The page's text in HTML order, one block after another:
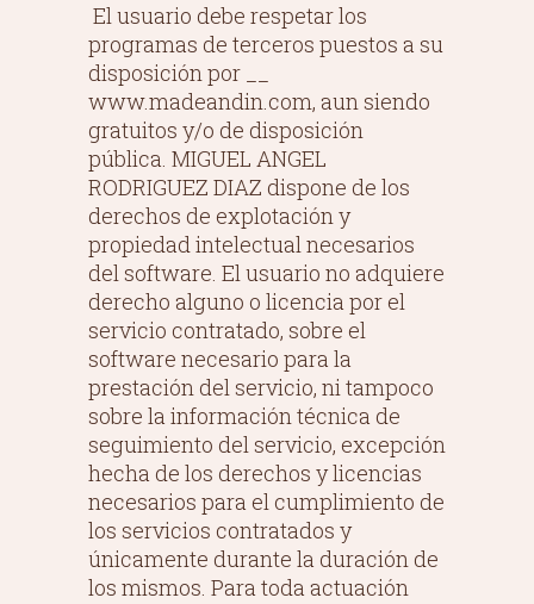
El usuario debe respetar los
programas de terceros puestos a su
disposición por __
www.madeandin.com, aun siendo
gratuitos y/o de disposición
pública. MIGUEL ANGEL
RODRIGUEZ DIAZ dispone de los
derechos de explotación y
propiedad intelectual necesarios
del software. El usuario no adquiere
derecho alguno o licencia por el
servicio contratado, sobre el
software necesario para la
prestación del servicio, ni tampoco
sobre la información técnica de
seguimiento del servicio, excepción
hecha de los derechos y licencias
necesarios para el cumplimiento de
los servicios contratados y
únicamente durante la duración de
los mismos. Para toda actuación